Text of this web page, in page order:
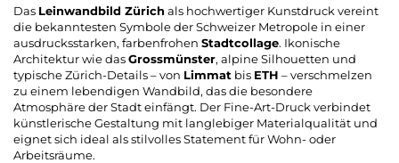
Das Leinwandbild Zürichals hochwertiger Kunstdruck vereint
die bekanntesten Symbole der Schweizer Metropole in einer
ausdrucksstarken, farbenfrohen Stadtcollage. Ikonische
Architektur wie dasGrossmünster, alpine Silhouetten und
typische Zürich-Details – von Limmat bis ETH – verschmelzen
zu einem lebendigen Wandbild, das die besondere
Atmosphäre der Stadt einfängt. Der Fine-Art-Druck verbindet
künstlerische Gestaltung mit langlebiger Materialqualität und
eignet sich ideal als stilvolles Statement für Wohn- oder
Arbeitsräume.